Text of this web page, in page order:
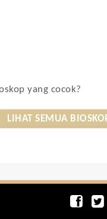
yang cocok?
LIHAT SEMUA